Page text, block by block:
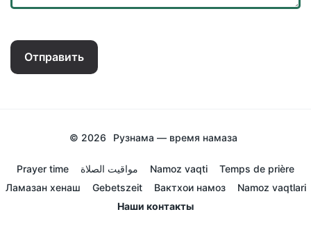
Отправить
© 2026 Рузнама — время намаза
Prayer time مواقيت الصلاة Namoz vaqti
Temps de prière
Ламазан хенаш
Gebetszeit Вактхои намоз
Namoz vaqtlari
Наши контакты